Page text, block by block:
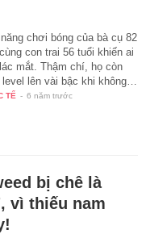
năng chơi bóng của bà cụ 82
con trai 56 tuổi khiến ai
mắt. Thậm chí, họ còn
level lên vài bậc khi không…
TẾ - 6 năm trước
bị chê là
vì thiếu nam